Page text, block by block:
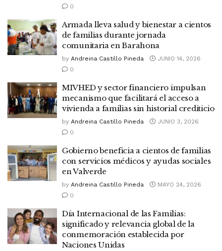
0
Armada lleva salud y bienestar a cientos
de familias durante jornada
comunitaria en Barahona
by Andreina Castillo Pineda
JUNIO 14, 2026
0
MIVHED y sector financiero impulsan
mecanismo que facilitará el acceso a
vivienda a familias sin historial crediticio
by Andreina Castillo Pineda
JUNIO 3, 2026
0
Gobierno beneficia a cientos de familias
con servicios médicos y ayudas sociales
en Valverde
by Andreina Castillo Pineda
MAYO 24, 2026
0
Día Internacional de las Familias:
significado y relevancia global de la
conmemoración establecida por
Naciones Unidas